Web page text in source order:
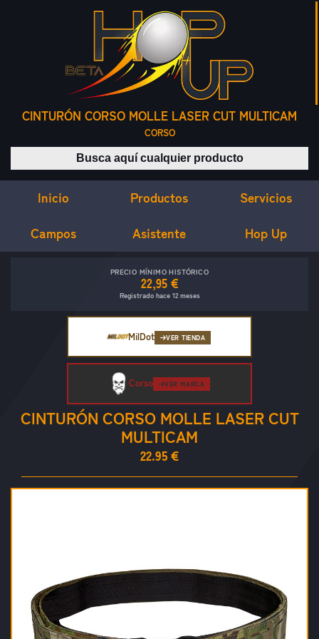
CINTURÓN CORSO MOLLE LASER CUT MULTICAM
CORSO
Buscar productos
Inicio Productos Servicios
Campos Asistente Hop Up
PRECIO MÍNIMO HISTÓRICO
22,95 €
Registrado hace 12 meses
MilDot VER TIENDA
CINTURÓN CORSO MOLLE LASER CUT
MULTICAM
22.95 €
Corso VER MARCA